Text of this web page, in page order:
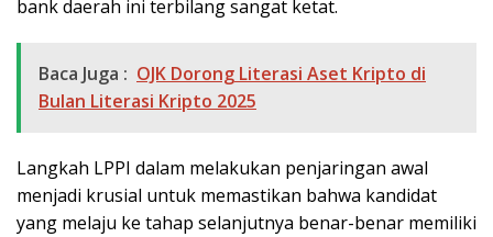
bank daerah ini terbilang sangat ketat.
Baca Juga : OJK Dorong Literasi Aset Kripto di
Bulan Literasi Kripto 2025
Langkah LPPI dalam melakukan penjaringan awal
menjadi krusial untuk memastikan bahwa kandidat
yang melaju ke tahap selanjutnya benar-benar memiliki